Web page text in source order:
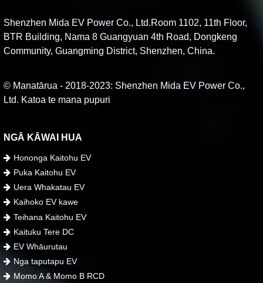
Shenzhen Mida EV Power Co., Ltd.Room 1102, 11th Floor,
BTR Building, Nama 8 Guangyuan 4th Road, Dongkeng
Community, Guangming District, Shenzhen, China.
© Manatārua - 2018-2023: Shenzhen Mida EV Power Co.,
Ltd. Katoa te mana pupuri
NGĀ KĀWAI HUA
Hononga Kaitohu EV
Puka Kaitohu EV
Uera Whakatau EV
Kaihoko EV kawe
Teihana Kaitohu EV
Kaituku Tere DC
EV Whāurutau
Nga taputapu EV
Momo A & Momo B RCD